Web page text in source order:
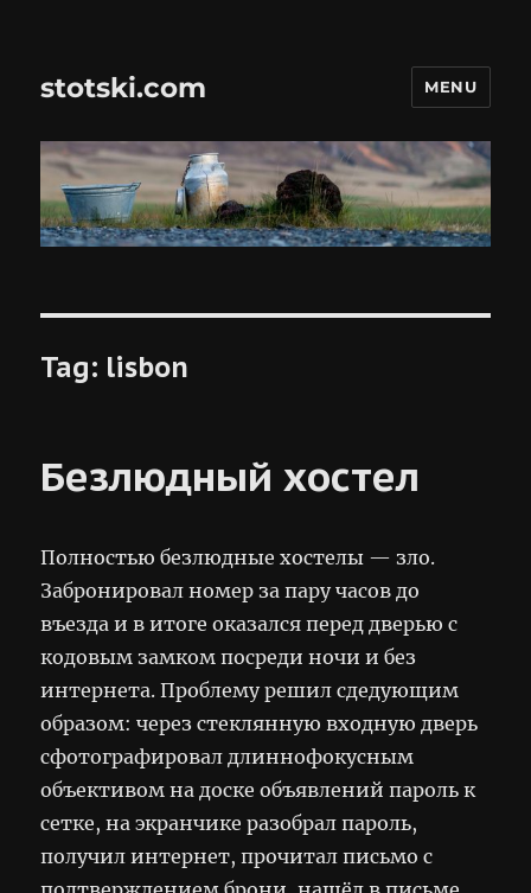
stotski.com MENU
Tag: lisbon
Безлюдный хостел
Полностью безлюдные хостелы — зло.
Забронировал номер за пару часов до
въезда и в итоге оказался перед дверью с
кодовым замком посреди ночи и без
интернета. Проблему решил сдедующим
образом: через стеклянную входную дверь
сфотографировал длиннофокусным
объективом на доске объявлений пароль к
сетке, на экранчике разобрал пароль,
получил интернет, прочитал письмо с